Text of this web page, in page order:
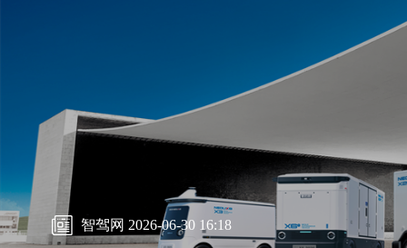
智驾网 2026-06-30 16:18